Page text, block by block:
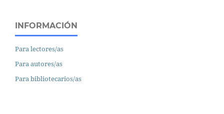
INFORMACIÓN
Para lectores/as
Para autores/as
Para bibliotecarios/as